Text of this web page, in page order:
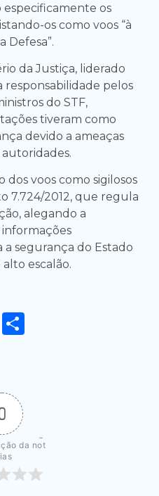
os
os como voos “à
Defesa”.
da Justiça, liderado
responsabilidade pelos
do STF,
tiveram como
devido a ameaças
dos voos como sigilosos
7.724/2012, que regula
alegando a
a segurança do Estado
escalão.
Messenger
da not